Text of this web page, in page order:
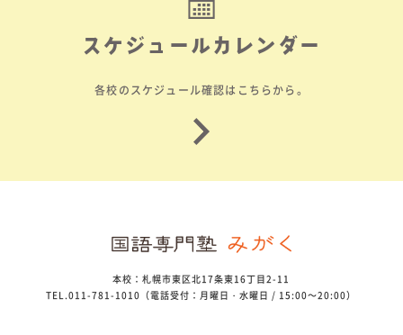
スケジュールカレンダー
各校のスケジュール確認はこちらから。
本校：札幌市東区北17条東16丁目2-11
TEL.011-781-1010（電話受付：月曜日・水曜日 / 15:00～20:00）